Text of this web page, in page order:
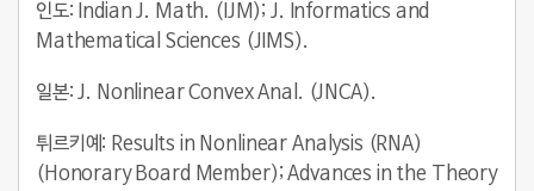
인도: Indian J. Math. (IJM); J. Informatics and
Mathematical Sciences (JIMS).
일본: J. Nonlinear Convex Anal. (JNCA).
튀르키예: Results in Nonlinear Analysis (RNA)
(Honorary Board Member); Advances in the Theory